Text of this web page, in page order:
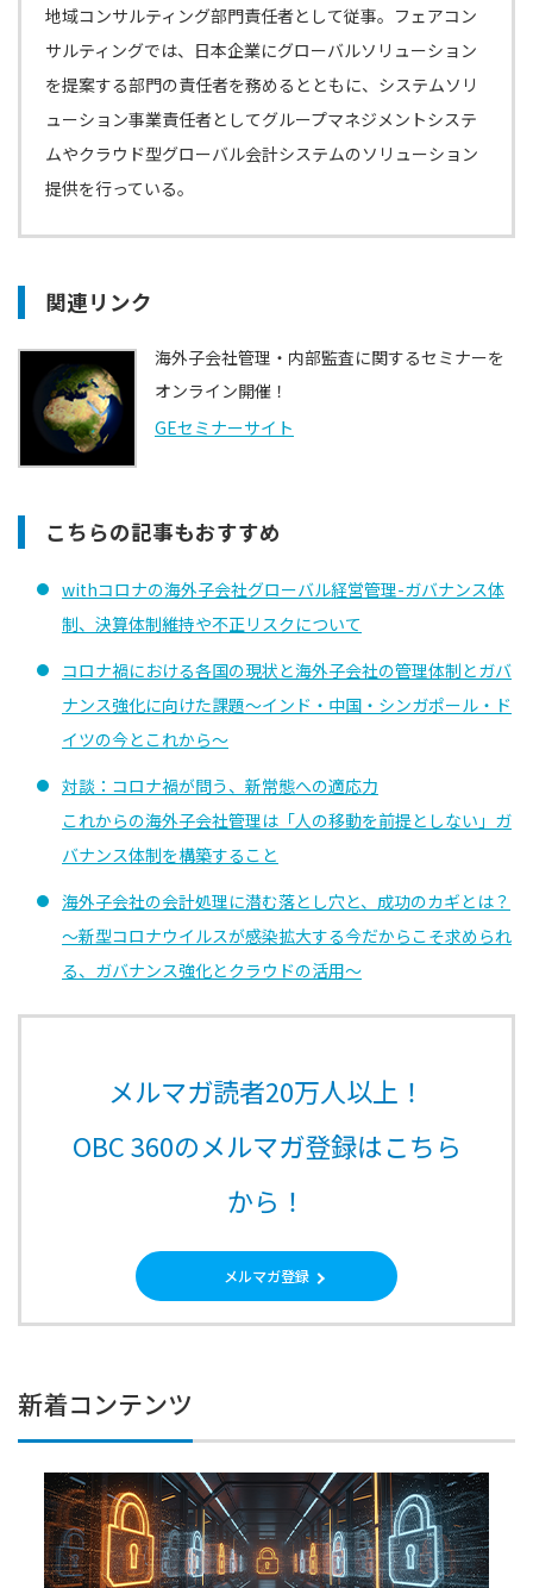
地域コンサルティング部門責任者として従事。フェアコン
サルティングでは、日本企業にグローバルソリューション
を提案する部門の責任者を務めるとともに、システムソリ
ューション事業責任者としてグループマネジメントシステ
ムやクラウド型グローバル会計システムのソリューション
提供を行っている。
関連リンク
海外子会社管理・内部監査に関するセミナーを
オンライン開催！
GEセミナーサイト
こちらの記事もおすすめ
withコロナの海外子会社グローバル経営管理-ガバナンス体
制、決算体制維持や不正リスクについて
コロナ禍における各国の現状と海外子会社の管理体制とガバ
ナンス強化に向けた課題～インド・中国・シンガポール・ド
イツの今とこれから～
対談：コロナ禍が問う、新常態への適応力
これからの海外子会社管理は「人の移動を前提としない」ガ
バナンス体制を構築すること
海外子会社の会計処理に潜む落とし穴と、成功のカギとは？
～新型コロナウイルスが感染拡大する今だからこそ求められ
る、ガバナンス強化とクラウドの活用～
メルマガ読者20万人以上！
OBC 360のメルマガ登録はこちら
から！
メルマガ登録
新着コンテンツ